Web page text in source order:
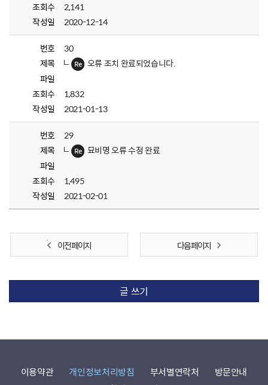
조회수
2,141
작성일
2020-12-14
번호
30
제목
오류 조치 완료되었습니다.
파일
조회수
1,832
작성일
2021-01-13
번호
29
제목
묘비명 오류 수정 완료
파일
조회수
1,495
작성일
2021-02-01
이전 페이지 다음 페이지
글 쓰기
이용약관 개인정보처리방침 부서별연락처
방문안내